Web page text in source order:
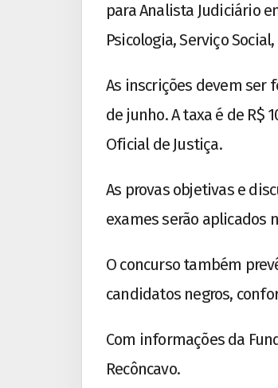
para Analista Judiciário
Psicologia, Serviço
As inscrições devem ser
de junho. A taxa é de R$
Oficial de Justiça.
As provas objetivas e
exames serão aplicados
O concurso também
candidatos negros,
Com informações da
Recôncavo.